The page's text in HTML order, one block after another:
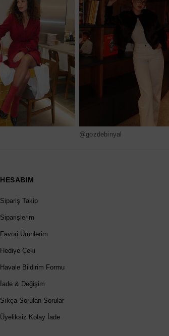
@gozdebinyal
HESABIM
Sipariş Takip
Siparişlerim
Favori Ürünlerim
Hediye Çeki
Havale Bildirim Formu
İade & Değişim
Sıkça Sorulan Sorular
Üyeliksiz Kolay İade